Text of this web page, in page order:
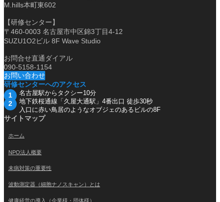
M.hills本町東602
【研修センター】
〒460-0003 名古屋市中区錦3丁目4-12
SUZU1O2ビル 8F Wave Studio
お問合せ直通ダイアル
090-5158-1154
お問い合わせ
研修センターへのアクセス
名古屋駅からタクシー10分
地下鉄桜通線「久屋大通駅」4番出口 徒歩30秒
入口に赤い鳥居のようなオブジェのあるビルの8F
サイトマップ
ホーム
NPO法人概要
未病対策の重要性
波動測定器（細胞ナノスキャン）とは
健康経営の導入（企業様・団体様）